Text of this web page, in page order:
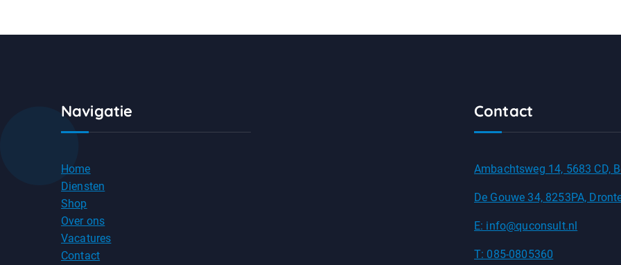
Navigatie
Home
Diensten
Shop
Over ons
Vacatures
Contact
Contact
Ambachtsweg 14, 5683 CD,
De Gouwe 34, 8253PA,
E: info@quconsult.nl
T: 085-0805360